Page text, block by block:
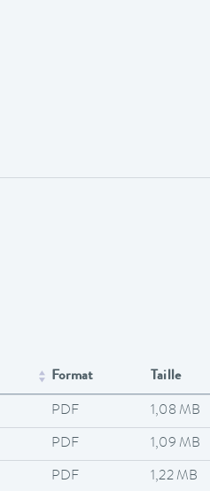
Format Taille
PDF 1,08 MB
PDF 1,09 MB
PDF 1,22 MB